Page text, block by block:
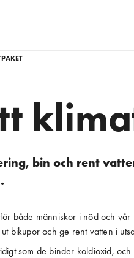
bin och rent
både människor i nöd och
bikupor och ge rent vatten i
som de binder koldioxid,